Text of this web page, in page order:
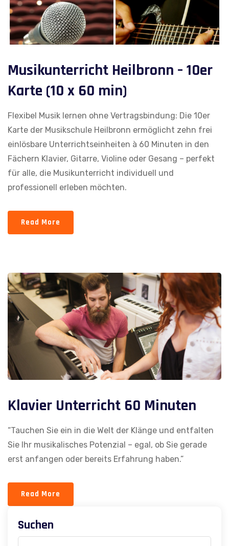
Musikunterricht Heilbronn – 10er
Karte (10 x 60 min)
Flexibel Musik lernen ohne Vertragsbindung: Die 10er
Karte der Musikschule Heilbronn ermöglicht zehn frei
einlösbare Unterrichtseinheiten à 60 Minuten in den
Fächern Klavier, Gitarre, Violine oder Gesang – perfekt
für alle, die Musikunterricht individuell und
professionell erleben möchten.
Read More
Klavier Unterricht 60 Minuten
“Tauchen Sie ein in die Welt der Klänge und entfalten
Sie Ihr musikalisches Potenzial – egal, ob Sie gerade
erst anfangen oder bereits Erfahrung haben.”
Read More
Suchen